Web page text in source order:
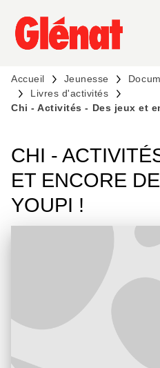
MENU RECHERCHE
PIED DE PAGE
Accueil Jeunesse
Livres d'activités
Chi - Activités - Des jeux et
CHI -
ET ENCORE
YOUPI !